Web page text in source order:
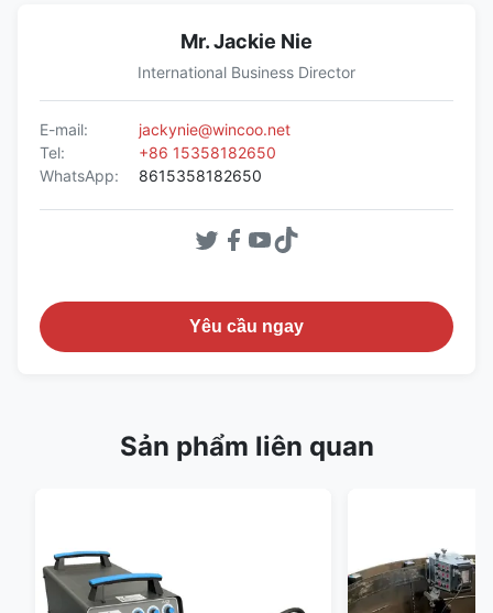
Mr. Jackie Nie
International Business Director
E-mail:
jackynie@wincoo.net
Tel:
+86 15358182650
WhatsApp:
8615358182650
Yêu cầu ngay
Sản phẩm liên quan